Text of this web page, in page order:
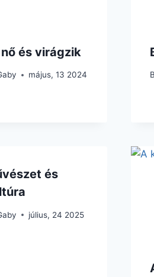
és virágzik
május, 13 2024
és
július, 24 2025